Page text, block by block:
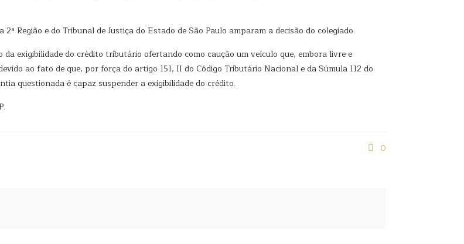
Região e do Tribunal de Justiça do Estado de São Paulo amparam a decisão do colegiado.
exigibilidade do crédito tributário ofertando como caução um veículo que, embora livre e
ao fato de que, por força do artigo 151, II do Código Tributário Nacional e da Súmula 112 do
questionada é capaz suspender a exigibilidade do crédito.
0